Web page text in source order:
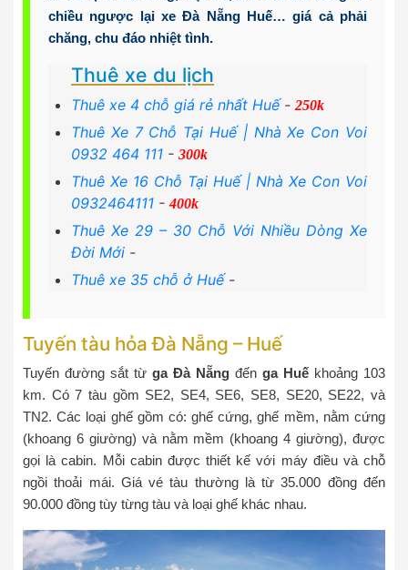
chiều ngược lại xe Đà Nẵng Huế… giá cả phải
chăng, chu đáo nhiệt tình.
Thuê xe du lịch
Thuê xe 4 chỗ giá rẻ nhất Huế-250k
Thuê Xe 7 Chỗ Tại Huế | Nhà Xe Con Voi
0932 464 111 - 300k
Thuê Xe 16 Chỗ Tại Huế | Nhà Xe Con Voi
0932464111 -400k
Thuê Xe 29 – 30 Chỗ Với Nhiều Dòng Xe
Đời Mới -
Thuê xe 35 chỗ ở Huế-
Tuyến tàu hỏa Đà Nẵng – Huế
Tuyến đường sắt từ ga Đà Nẵng đến ga Huế khoảng 103
km. Có 7 tàu gồm SE2, SE4, SE6, SE8, SE20, SE22, và
TN2. Các loại ghế gồm có: ghế cứng, ghế mềm, nằm cứng
(khoang 6 giường) và nằm mềm (khoang 4 giường), được
gọi là cabin. Mỗi cabin được thiết kế với máy điều và chỗ
ngồi thoải mái. Giá vé tàu thường là từ 35.000 đồng đến
90.000 đồng tùy từng tàu và loại ghế khác nhau.